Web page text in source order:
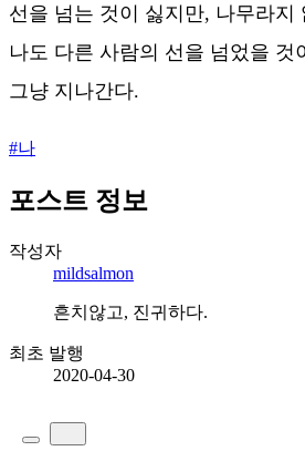
선을 넘는 것이 싫지만, 나무라지
나도 다른 사람의 선을 넘었을 것
그냥 지나간다.
#나
포스트 정보
작성자
mildsalmon
흔치않고, 진귀하다.
최초 발행
2020-04-30